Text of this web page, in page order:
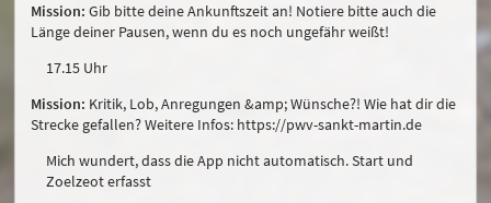
Mission: Gib bitte deine Ankunftszeit an! Notiere bitte auch die
Länge deiner Pausen, wenn du es noch ungefähr weißt!
17.15 Uhr
Mission: Kritik, Lob, Anregungen &amp; Wünsche?! Wie hat dir die
Strecke gefallen? Weitere Infos: https://pwv-sankt-martin.de
Mich wundert, dass die App nicht automatisch. Start und
Zoelzeot erfasst